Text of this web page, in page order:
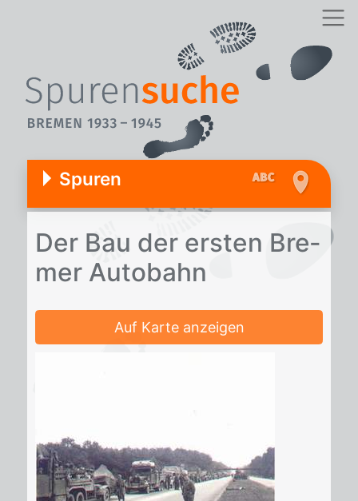
Spuren
Der Bau der ers­ten Bre­
mer Au­to­bahn
Auf Karte anzeigen